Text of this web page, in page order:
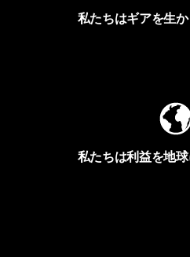
私たちはギアを生か
私たちは利益を地球